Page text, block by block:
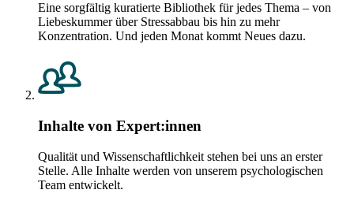
Eine sorgfältig kuratierte Bibliothek für jedes Thema – von
Liebeskummer über Stressabbau bis hin zu mehr
Konzentration. Und jeden Monat kommt Neues dazu.
Inhalte von Expert:innen
Qualität und Wissenschaftlichkeit stehen bei uns an erster
Stelle. Alle Inhalte werden von unserem psychologischen
Team entwickelt.